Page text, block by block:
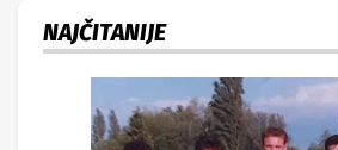
NAJČITANIJE